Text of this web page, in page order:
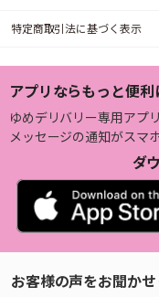
特定商取引法に基づく表示
アプリならもっと便利
ゆめデリバリー専用アプリ
メッセージの通知がスマ
ダ
お客様の声をお聞か